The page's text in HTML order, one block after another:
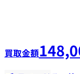
買取金額